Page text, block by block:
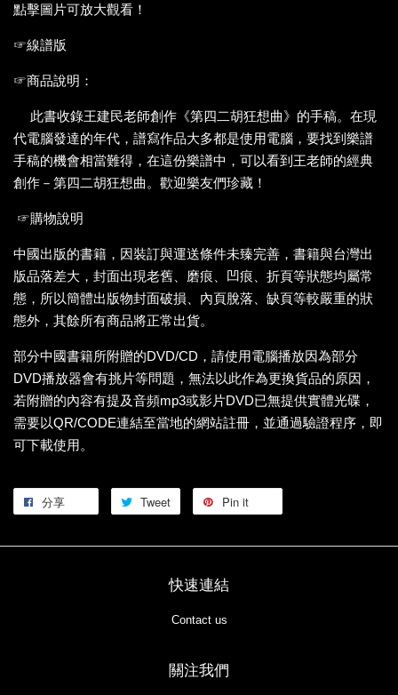
點擊圖片可放大觀看！
☞線譜版
☞商品說明：
此書收錄王建民老師創作《第四二胡狂想曲》的手稿。在現
代電腦發達的年代，譜寫作品大多都是使用電腦，要找到樂譜
手稿的機會相當難得，在這份樂譜中，可以看到王老師的經典
創作－第四二胡狂想曲。歡迎樂友們珍藏！
☞購物說明
中國出版的書籍，因裝訂與運送條件未臻完善，書籍與台灣出
版品落差大，封面出現老舊、磨痕、凹痕、折頁等狀態均屬常
態，所以簡體出版物封面破損、內頁脫落、缺頁等較嚴重的狀
態外，其餘所有商品將正常出貨。
部分中國書籍所附贈的DVD/CD，請使用電腦播放因為部分
DVD播放器會有挑片等問題，無法以此作為更換貨品的原因，
若附贈的內容有提及音頻mp3或影片DVD已無提供實體光碟，
需要以QR/CODE連結至當地的網站註冊，並通過驗證程序，即
可下載使用。
分享 Tweet Pin it
快速連結
Contact us
關注我們